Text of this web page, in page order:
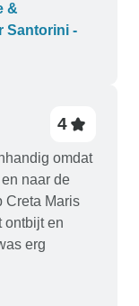
&
Santorini -
4
omdat
naar de
Creta Maris
ontbijt en
erg